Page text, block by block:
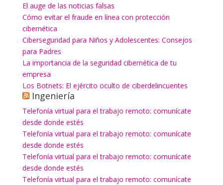
El auge de las noticias falsas
Cómo evitar el fraude en línea con protección
cibernética
Ciberseguridad para Niños y Adolescentes: Consejos
para Padres
La importancia de la seguridad cibernética de tu
empresa
Los Botnets: El ejército oculto de ciberdelincuentes
Ingeniería
Telefonía virtual para el trabajo remoto: comunícate
desde donde estés
Telefonía virtual para el trabajo remoto: comunícate
desde donde estés
Telefonía virtual para el trabajo remoto: comunícate
desde donde estés
Telefonía virtual para el trabajo remoto: comunícate